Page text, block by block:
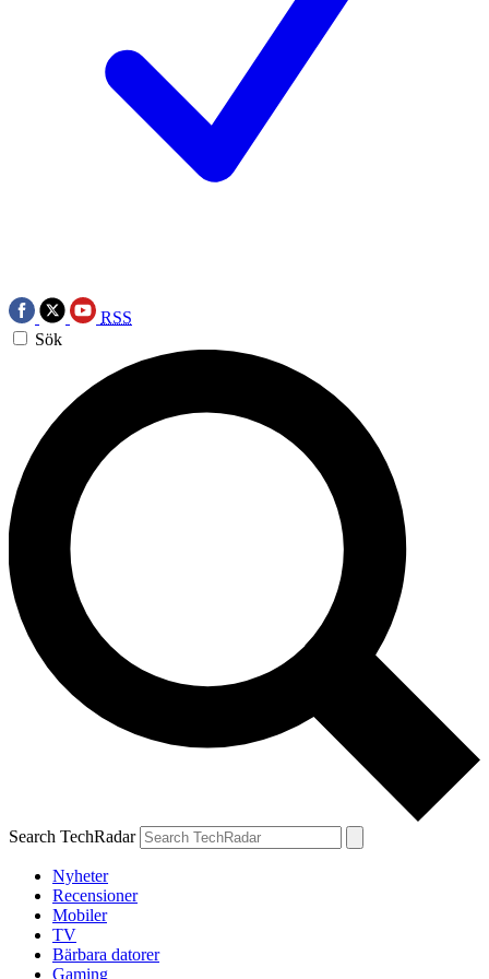
RSS
Sök
Search TechRadar
Nyheter
Recensioner
Mobiler
TV
Bärbara datorer
Gaming